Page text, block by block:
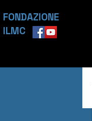
FONDAZIONE
ILMC